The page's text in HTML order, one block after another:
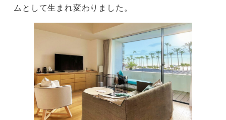
ムとして生まれ変わりました。